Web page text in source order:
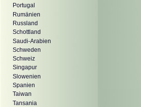
Portugal
Rumänien
Russland
Schottland
Saudi-Arabien
Schweden
Schweiz
Singapur
Slowenien
Spanien
Taiwan
Tansania